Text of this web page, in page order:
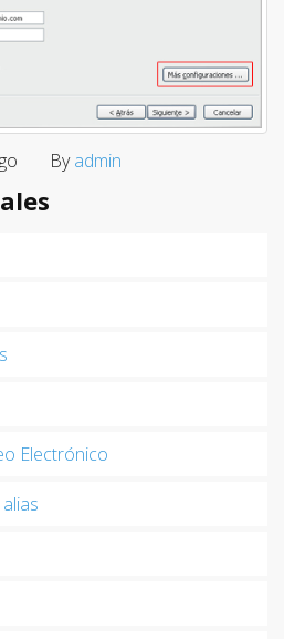
Byadmin
Electrónico